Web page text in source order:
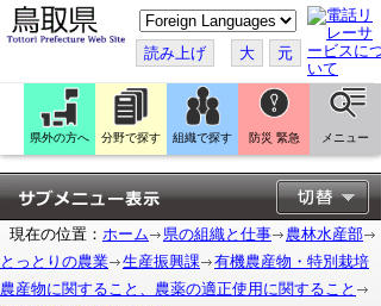
こ
の
ペ
ー
ジ
翻
訳
す
る
読み上げ 大 元
県外の方へ 分野で探す 組織で探す 防災 緊急 メニュー
現在の位置： ホーム 県の組織と仕事
農林水産部
とっとりの農業
生産振興課
有機農産物・特別栽培
農産物に関すること、農薬の適正使用に関すること